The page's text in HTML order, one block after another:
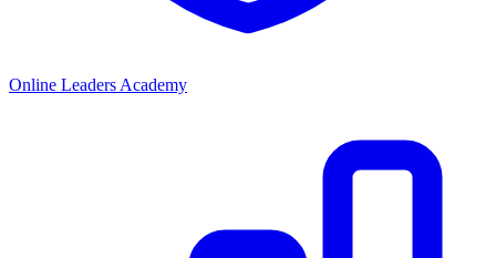
Online Leaders Academy